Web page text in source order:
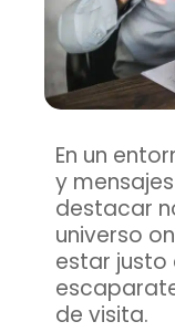
En un
y
destacar
universo
estar justo
de visita.